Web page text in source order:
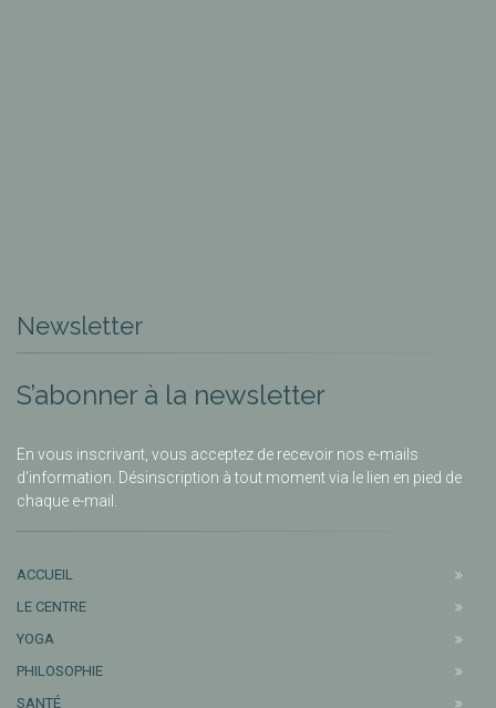
Newsletter
S’abonner à la newsletter
En vous inscrivant, vous acceptez de recevoir nos e-mails
d’information. Désinscription à tout moment via le lien en pied de
chaque e-mail.
ACCUEIL
LE CENTRE
YOGA
PHILOSOPHIE
SANTÉ